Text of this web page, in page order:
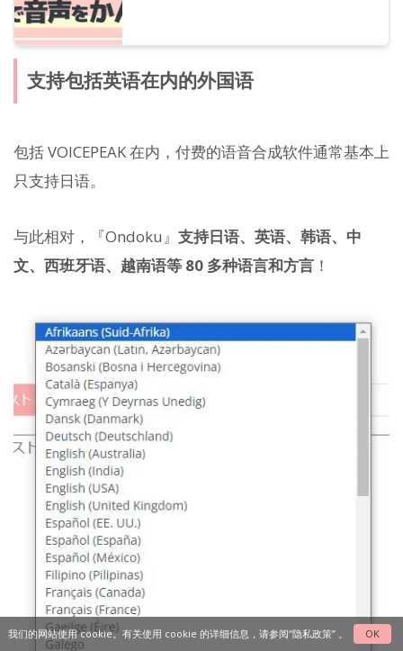
支持包括英语在内的外国语
包括 VOICEPEAK 在内，付费的语音合成软件通常基本上
只支持日语。
与此相对，『Ondoku』 支持日语、英语、韩语、中
文、西班牙语、越南语等 80 多种语言和方言 ！
我们的网站使用 cookie。有关使用 cookie 的详细信息，请参阅“隐私政策”。 OK